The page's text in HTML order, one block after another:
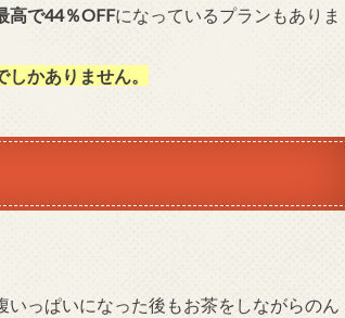
高で44％OFFになっているプランもありま
かありません。
いっぱいになった後もお茶をしながらのん